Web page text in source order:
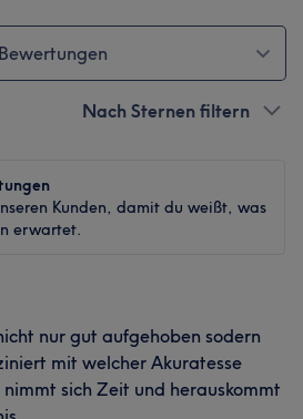
Nach Sternen filtern
Kunden, damit du weißt, was
erwartet.
nur gut aufgehoben sodern
mit welcher Akuratesse
sich Zeit und herauskommt